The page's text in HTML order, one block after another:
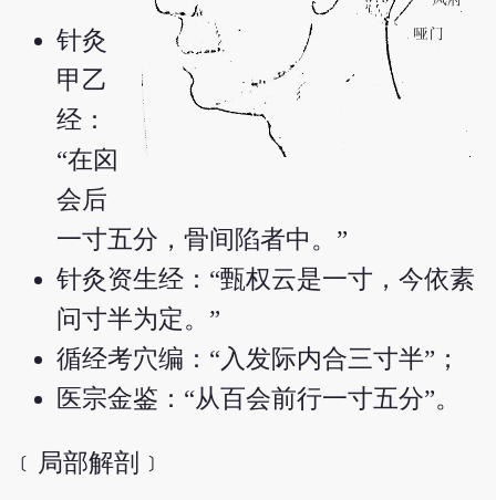
针灸
甲乙
经：
“在囟
会后
一寸五分，骨间陷者中。”
针灸资生经：“甄权云是一寸，今依素
问寸半为定。”
循经考穴编：“入发际内合三寸半”；
医宗金鉴：“从百会前行一寸五分”。
﹝局部解剖﹞